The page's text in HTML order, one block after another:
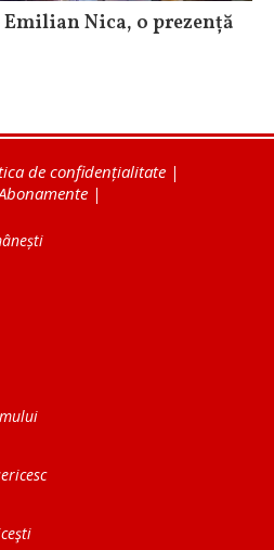
Nica, o prezență
de confidențialitate |
|